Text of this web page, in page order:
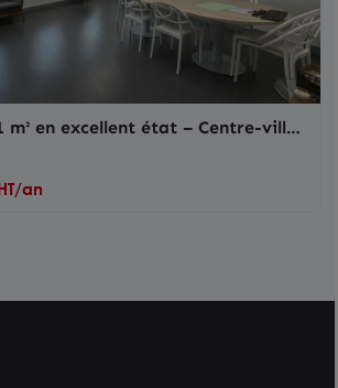
m² en excellent état – Centre-ville
de la gare
an